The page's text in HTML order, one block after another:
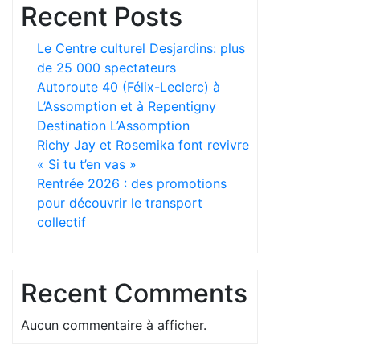
Recent Posts
Le Centre culturel Desjardins: plus
de 25 000 spectateurs
Autoroute 40 (Félix-Leclerc) à
L’Assomption et à Repentigny
Destination L’Assomption
Richy Jay et Rosemika font revivre
« Si tu t’en vas »
Rentrée 2026 : des promotions
pour découvrir le transport
collectif
Recent Comments
Aucun commentaire à afficher.